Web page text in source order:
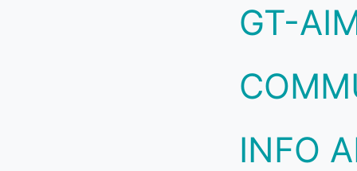
GT-
INFO